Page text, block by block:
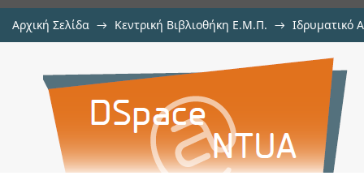
Αρχική Σελίδα → Κεντρική Βιβλιοθήκη Ε.Μ.Π. → Ιδρυματικό
DPART: Deterministically
sizes via partitioned address space